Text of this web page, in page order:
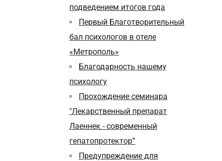
подведением итогов года
Первый Благотворительный
бал психологов в отеле
«Метрополь»
Благодарность нашему
психологу
Прохождение семинара
"Лекарственный препарат
Лаеннек - современный
гепатопротектор”
Предупреждение для